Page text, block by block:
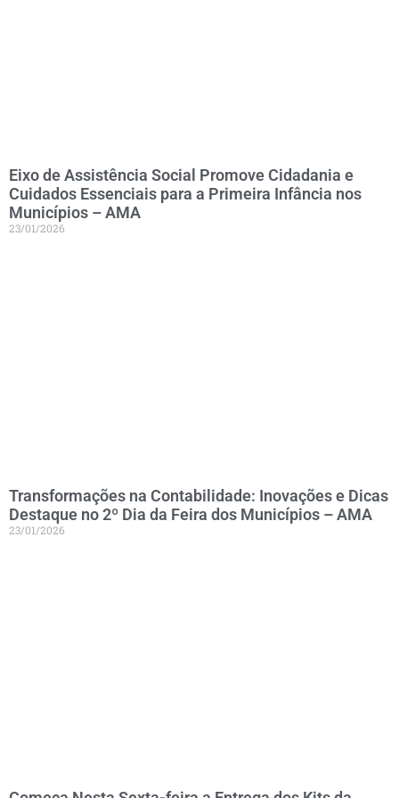
Eixo de Assistência Social Promove Cidadania e
Cuidados Essenciais para a Primeira Infância nos
Municípios – AMA
23/01/2026
Transformações na Contabilidade: Inovações e Dicas
Destaque no 2º Dia da Feira dos Municípios – AMA
23/01/2026